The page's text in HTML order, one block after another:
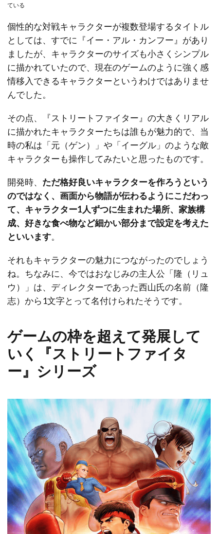
ている
個性的な対戦キャラクターが複数登場するタイトル
としては、すでに『イー・アル・カンフー』があり
ましたが、キャラクターのサイズも小さくシンプル
に描かれていたので、現在のゲームのように強く感
情移入できるキャラクターというわけではありませ
んでした。
その点、『ストリートファイター』の大きくリアル
に描かれたキャラクターたちは誰もが魅力的で、当
時の私は「元（ゲン）」や「イーグル」のような敵
キャラクターも操作してみたいと思ったものです。
開発時、 ただ格好良いキャラクターを作ろうという
のではなく、画面から物語が伝わるようにこだわっ
て、キャラクター1人ずつに生まれた場所、家族構
成、好きな食べ物など細かい部分まで設定を考えた
といいます。
それもキャラクターの魅力につながったのでしょう
ね。ちなみに、今ではおなじみの主人公「隆（リュ
ウ）」は、ディレクターであった西山氏の名前（隆
志）から1文字とって名付けられたそうです。
ゲームの枠を超えて発展して
いく『ストリートファイタ
ー』シリーズ